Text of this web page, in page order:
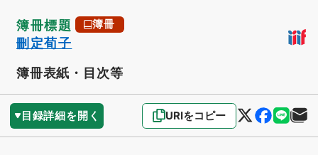
簿冊標題 簿冊
刪定荀子
簿冊表紙・目次等
目録詳細を開く URIをコピー